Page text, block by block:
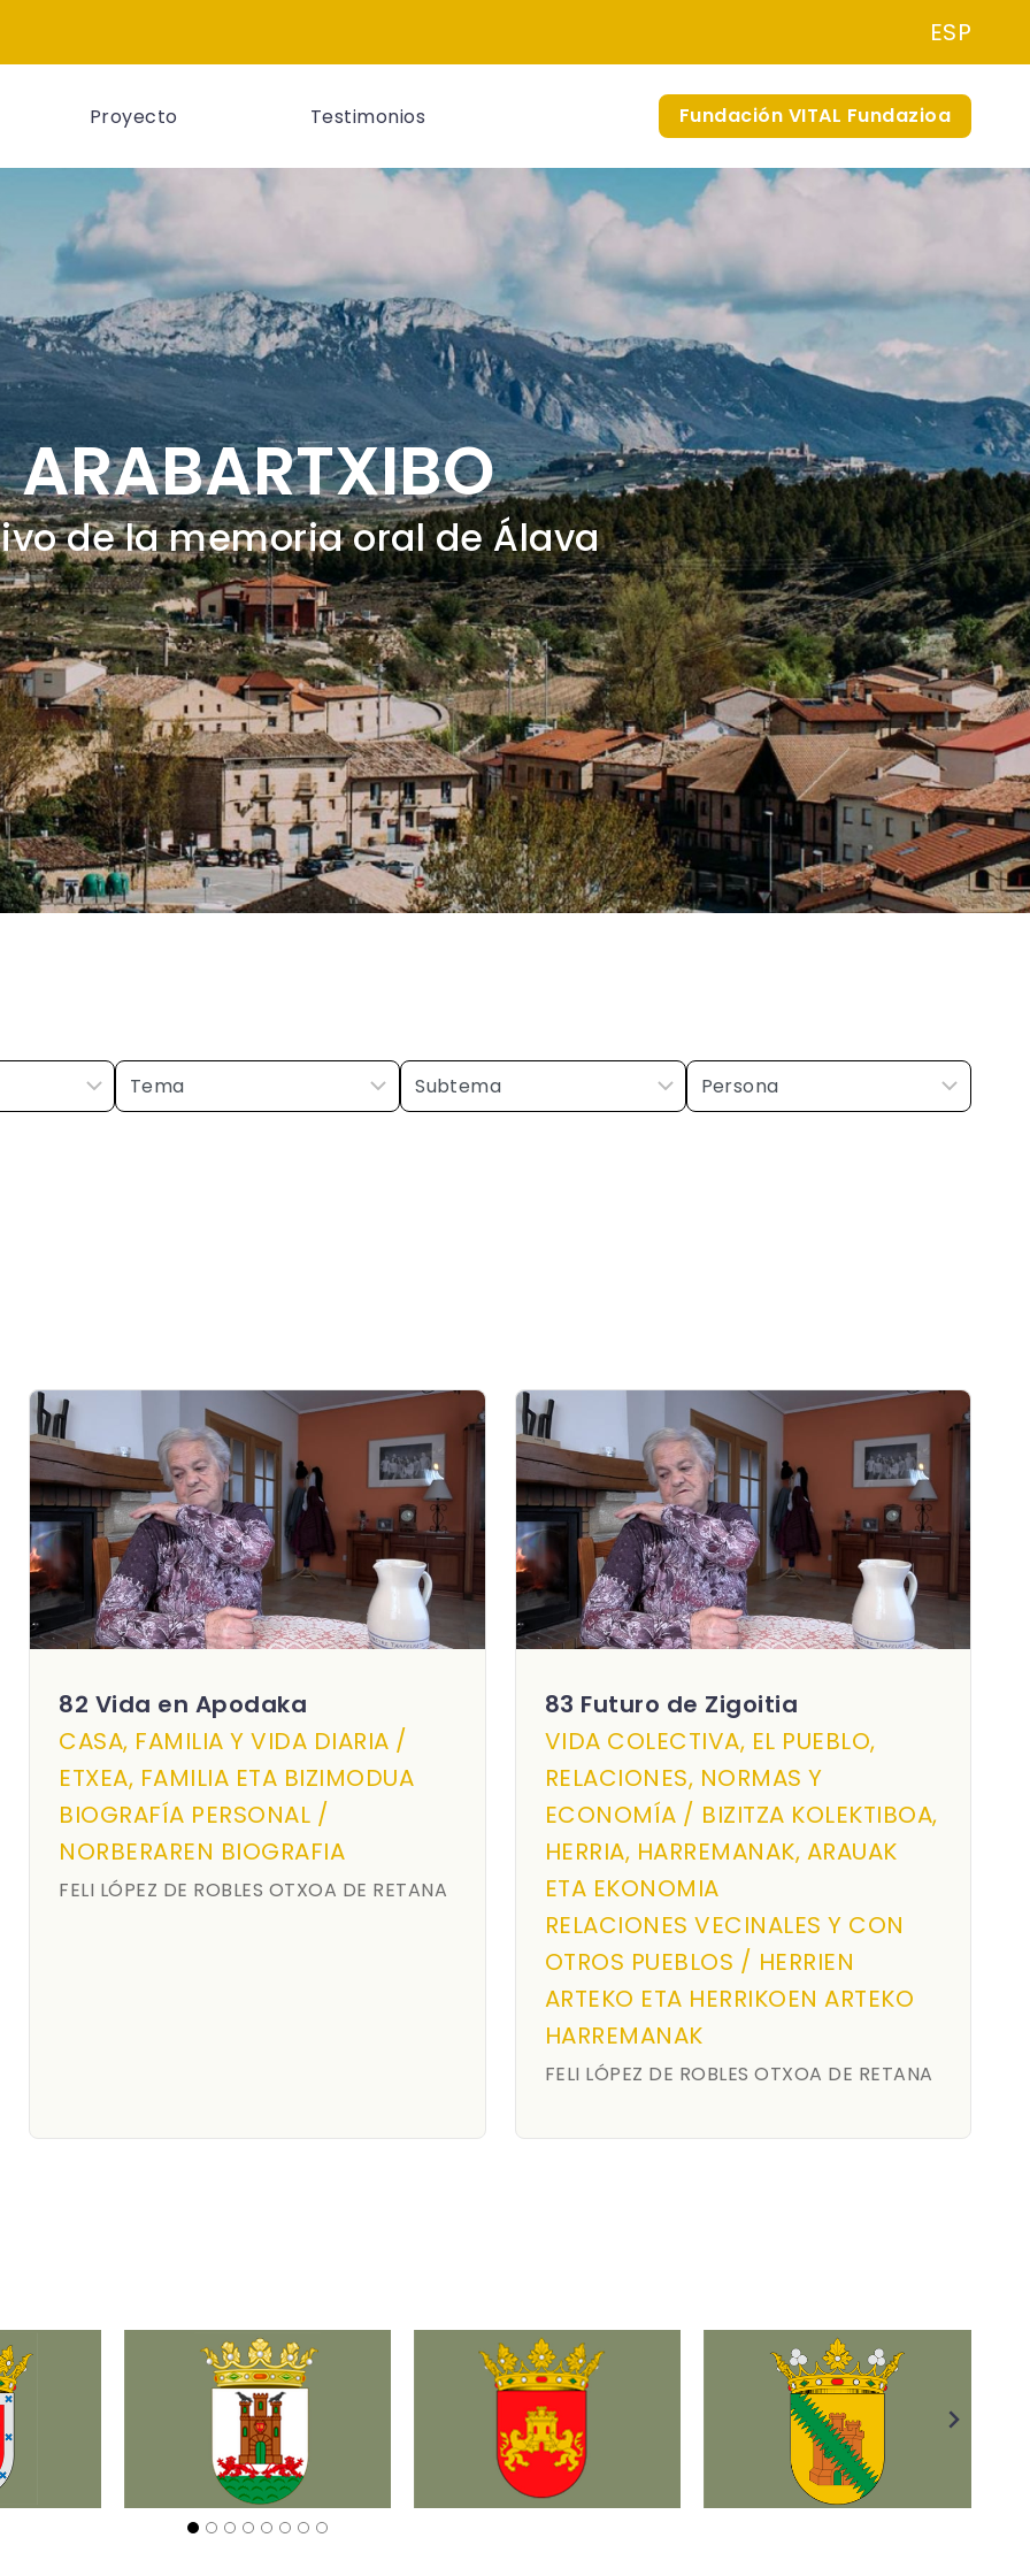
ESP
Proyecto Testimonios Fundación VITAL Fundazioa
ARABARTXIBO
de la memoria oral de Álava
82 Vida en Apodaka
CASA, FAMILIA Y VIDA DIARIA /
ETXEA, FAMILIA ETA BIZIMODUA
BIOGRAFÍA PERSONAL /
NORBERAREN BIOGRAFIA
FELI LÓPEZ DE ROBLES OTXOA DE RETANA
83 Futuro de Zigoitia
VIDA COLECTIVA, EL PUEBLO,
RELACIONES, NORMAS Y
ECONOMÍA / BIZITZA KOLEKTIBOA,
HERRIA, HARREMANAK, ARAUAK
ETA EKONOMIA
RELACIONES VECINALES Y CON
OTROS PUEBLOS / HERRIEN
ARTEKO ETA HERRIKOEN ARTEKO
HARREMANAK
FELI LÓPEZ DE ROBLES OTXOA DE RETANA